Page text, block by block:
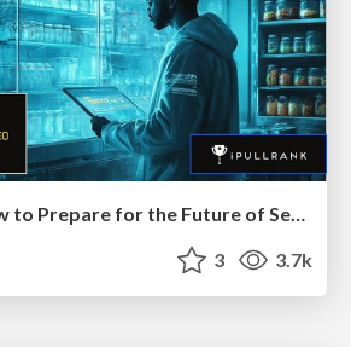
SEO in 2025: How to Prepare for the Future of Search
3 3.7k